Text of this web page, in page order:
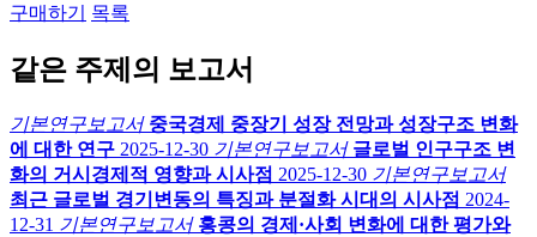
구매하기 목록
같은 주제의 보고서
기본연구보고서 중국경제 중장기 성장 전망과 성장구조 변화
에 대한 연구 2025-12-30 기본연구보고서 글로벌 인구구조 변
화의 거시경제적 영향과 시사점 2025-12-30 기본연구보고서
최근 글로벌 경기변동의 특징과 분절화 시대의 시사점 2024-
12-31 기본연구보고서 홍콩의 경제·사회 변화에 대한 평가와